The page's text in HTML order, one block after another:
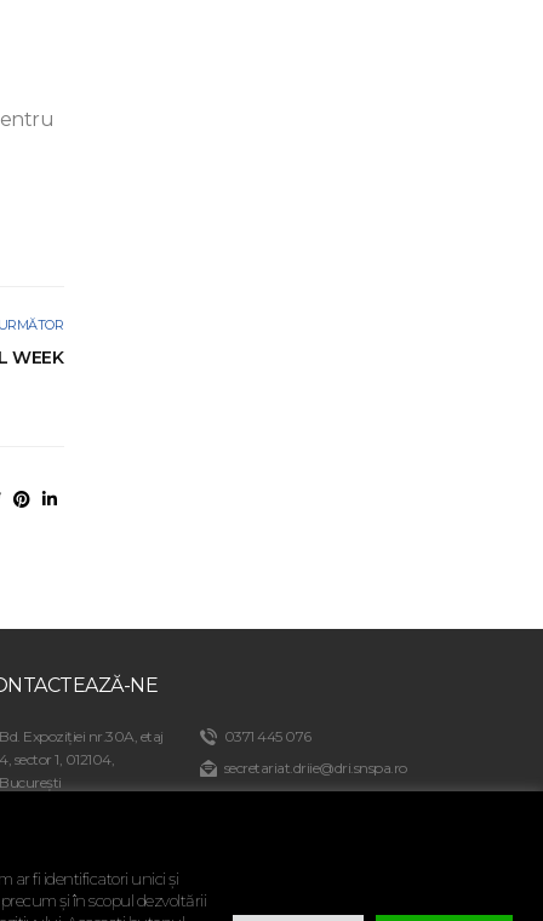
URMĂTOR
WEEK
NE
Bd. Expoziției nr.30A, etaj
4, sector 1, 012104,
București
0371 445 076
secretariat.driie@dri.snspa.ro
ar fi identificatori unici și
și în scopul dezvoltării